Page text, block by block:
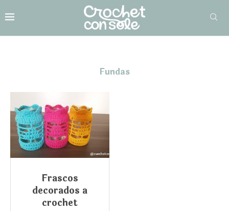
Fundas
Frascos
decorados a
crochet